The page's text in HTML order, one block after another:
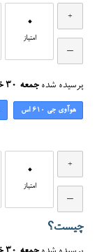
0
امتیاز
پرسیده شده جمعه ۳۰ خرداد ۱۳۹۳
هوآوی جی ۶۱۰ اس
0
امتیاز
چیست؟